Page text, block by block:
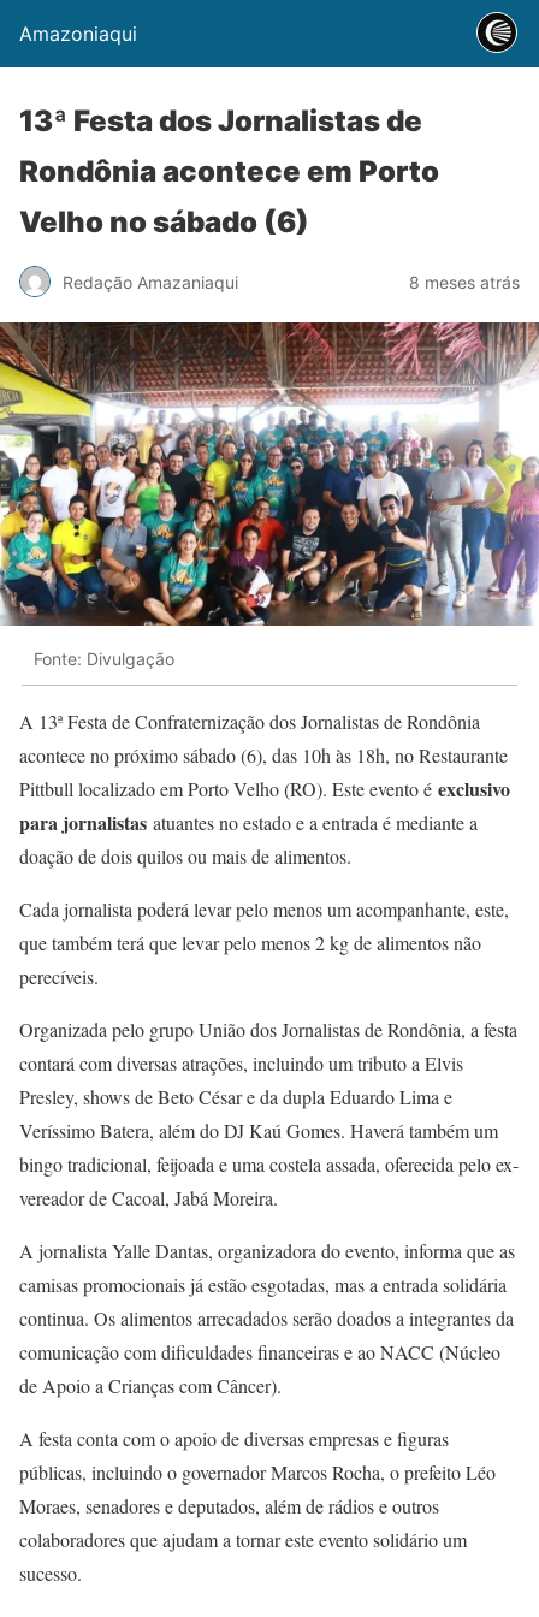
Amazoniaqui
13ª Festa dos Jornalistas de
Rondônia acontece em Porto
Velho no sábado (6)
Redação Amazaniaqui 8 meses atrás
Fonte: Divulgação
A 13ª Festa de Confraternização dos Jornalistas de Rondônia
acontece no próximo sábado (6), das 10h às 18h, no Restaurante
Pittbull localizado em Porto Velho (RO). Este evento é exclusivo
para jornalistas atuantes no estado e a entrada é mediante a
doação de dois quilos ou mais de alimentos.
Cada jornalista poderá levar pelo menos um acompanhante, este,
que também terá que levar pelo menos 2 kg de alimentos não
perecíveis.
Organizada pelo grupo União dos Jornalistas de Rondônia, a festa
contará com diversas atrações, incluindo um tributo a Elvis
Presley, shows de Beto César e da dupla Eduardo Lima e
Veríssimo Batera, além do DJ Kaú Gomes. Haverá também um
bingo tradicional, feijoada e uma costela assada, oferecida pelo ex-
vereador de Cacoal, Jabá Moreira.
A jornalista Yalle Dantas, organizadora do evento, informa que as
camisas promocionais já estão esgotadas, mas a entrada solidária
continua. Os alimentos arrecadados serão doados a integrantes da
comunicação com dificuldades financeiras e ao NACC (Núcleo
de Apoio a Crianças com Câncer).
A festa conta com o apoio de diversas empresas e figuras
públicas, incluindo o governador Marcos Rocha, o prefeito Léo
Moraes, senadores e deputados, além de rádios e outros
colaboradores que ajudam a tornar este evento solidário um
sucesso.